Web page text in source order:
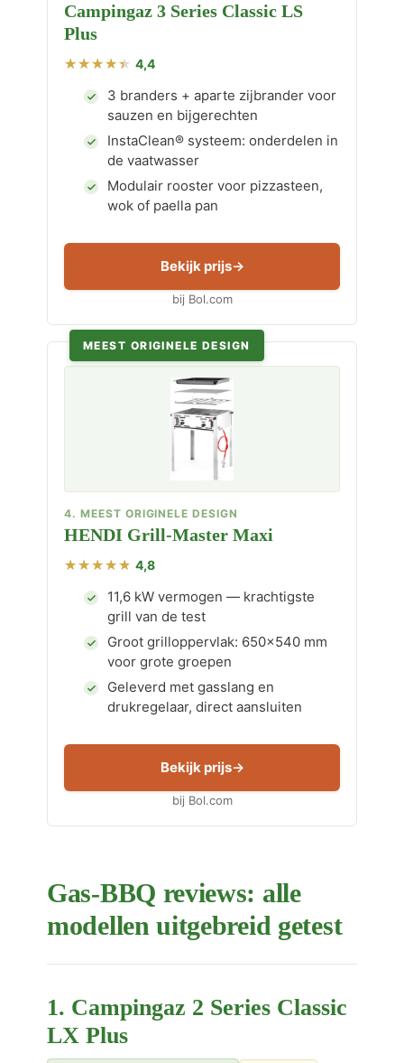
Campingaz 3 Series Classic LS
Plus
4,4
3 branders + aparte zijbrander voor
sauzen en bijgerechten
InstaClean® systeem: onderdelen in
de vaatwasser
Modulair rooster voor pizzasteen,
wok of paella pan
Bekijk prijs
bij Bol.com
MEEST ORIGINELE DESIGN
4. MEEST ORIGINELE DESIGN
HENDI Grill-Master Maxi
4,8
11,6 kW vermogen — krachtigste
grill van de test
Groot grilloppervlak: 650×540 mm
voor grote groepen
Geleverd met gasslang en
drukregelaar, direct aansluiten
Bekijk prijs
bij Bol.com
Gas-BBQ reviews: alle
modellen uitgebreid getest
1. Campingaz 2 Series Classic
LX Plus